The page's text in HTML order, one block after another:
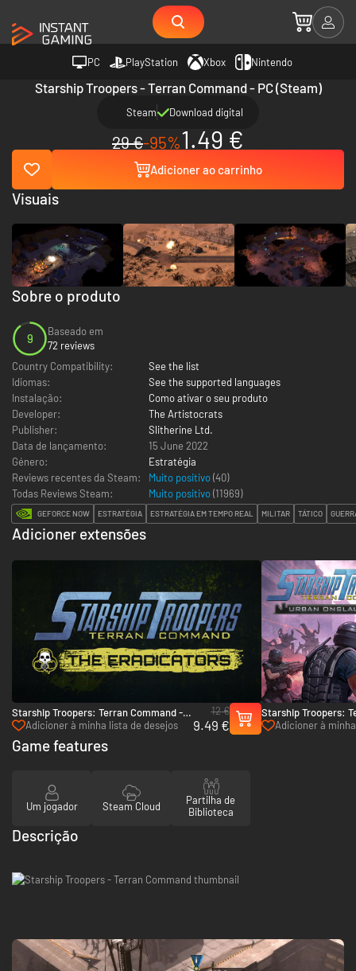
PC PlayStation Xbox Nintendo
Starship Troopers - Terran Command - PC (Steam)
Steam Download digital
29 €-95%1.49 €
Adicioner ao carrinho
Sobre o produto
9
Baseado em
72 reviews
Country Compatibility:
See the list
Idiomas:
See the supported languages
Instalação:
Como ativar o seu produto
Developer:
The Artistocrats
Publisher:
Slitherine Ltd.
Data de lançamento:
15 June 2022
Género:
Estratégia
Reviews recentes da Steam:
Muito positivo(40)
Todas Reviews Steam:
Muito positivo(11969)
GEFORCE NOW ESTRATÉGIA ESTRATÉGIA EM TEMPO REAL MILITAR TÁTICO
Adicioner extensões
Starship Troopers: Terran Command -
The Eradicators - PC (Steam)
Adicioner à minha lista de desejos
12 €
9.49 €
Starship Troopers:
Urban Onslaught -
Adicioner à
Visuais
Game features
Um jogador Steam Cloud
Partilha de
Biblioteca
Descrição